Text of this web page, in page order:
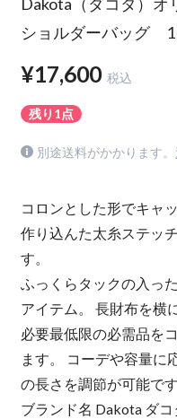
ショルダーバッグ
¥17,600 税込
残り1点
別途送料がかかります。
コロンとした形でキャ
作り込んた太糸ステッ
す。
ふっくらタックの入っ
アイテム。 長財布を横
必要最低限の必需品を
ます。 コーデや容量に
の長さを調節が可能です
ブランド名 Dakota ダコ